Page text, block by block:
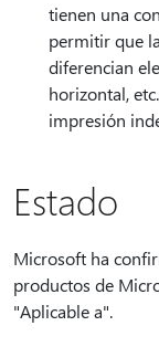
tienen una
permitir que
diferencian
horizontal,
impresión
Estado
Microsoft ha
productos de
"Aplicable a".